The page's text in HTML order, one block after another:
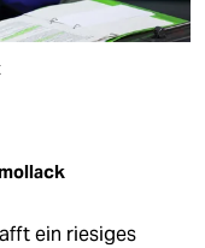
ein riesiges